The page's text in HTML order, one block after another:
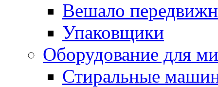
Вешало
Упаковщики
Оборудование для
Стиральные